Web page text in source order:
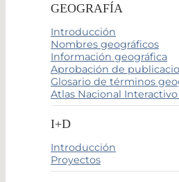
GEOGRAFÍA
Introducción
Nombres geográficos
Información geográfica
Aprobación de
Glosario de términos
Atlas Nacional
I+D
Introducción
Proyectos